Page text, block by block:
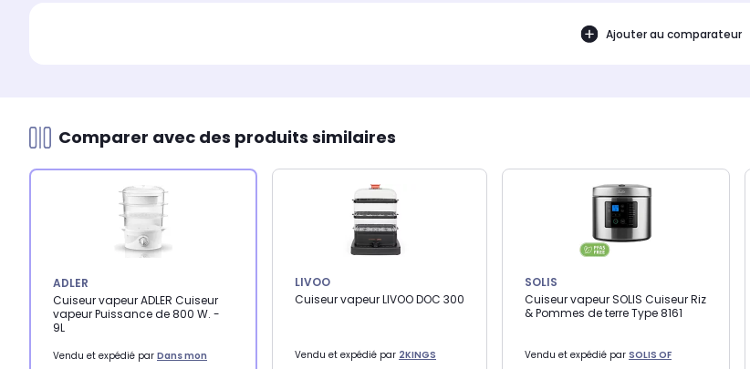
Ajouter au comparateur
Comparer avec des produits similaires
ADLER
Cuiseur vapeur ADLER Cuiseur
vapeur Puissance de 800 W. -
9L
Vendu et expédié par Dans mon
LIVOO
Cuiseur vapeur LIVOO DOC 300
Vendu et expédié par 2KINGS
SOLIS
Cuiseur vapeur SOLIS Cuiseur Riz
& Pommes de terre Type 8161
Vendu et expédié par SOLIS OF